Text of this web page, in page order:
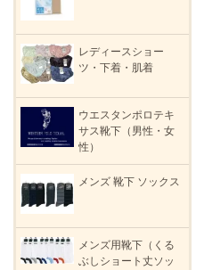
レディースショー
ツ・下着・肌着
ウエスタンポロテキ
サス靴下（男性・女
性）
メンズ 靴下 ソックス
メンズ用靴下（くる
ぶしショート丈ソッ